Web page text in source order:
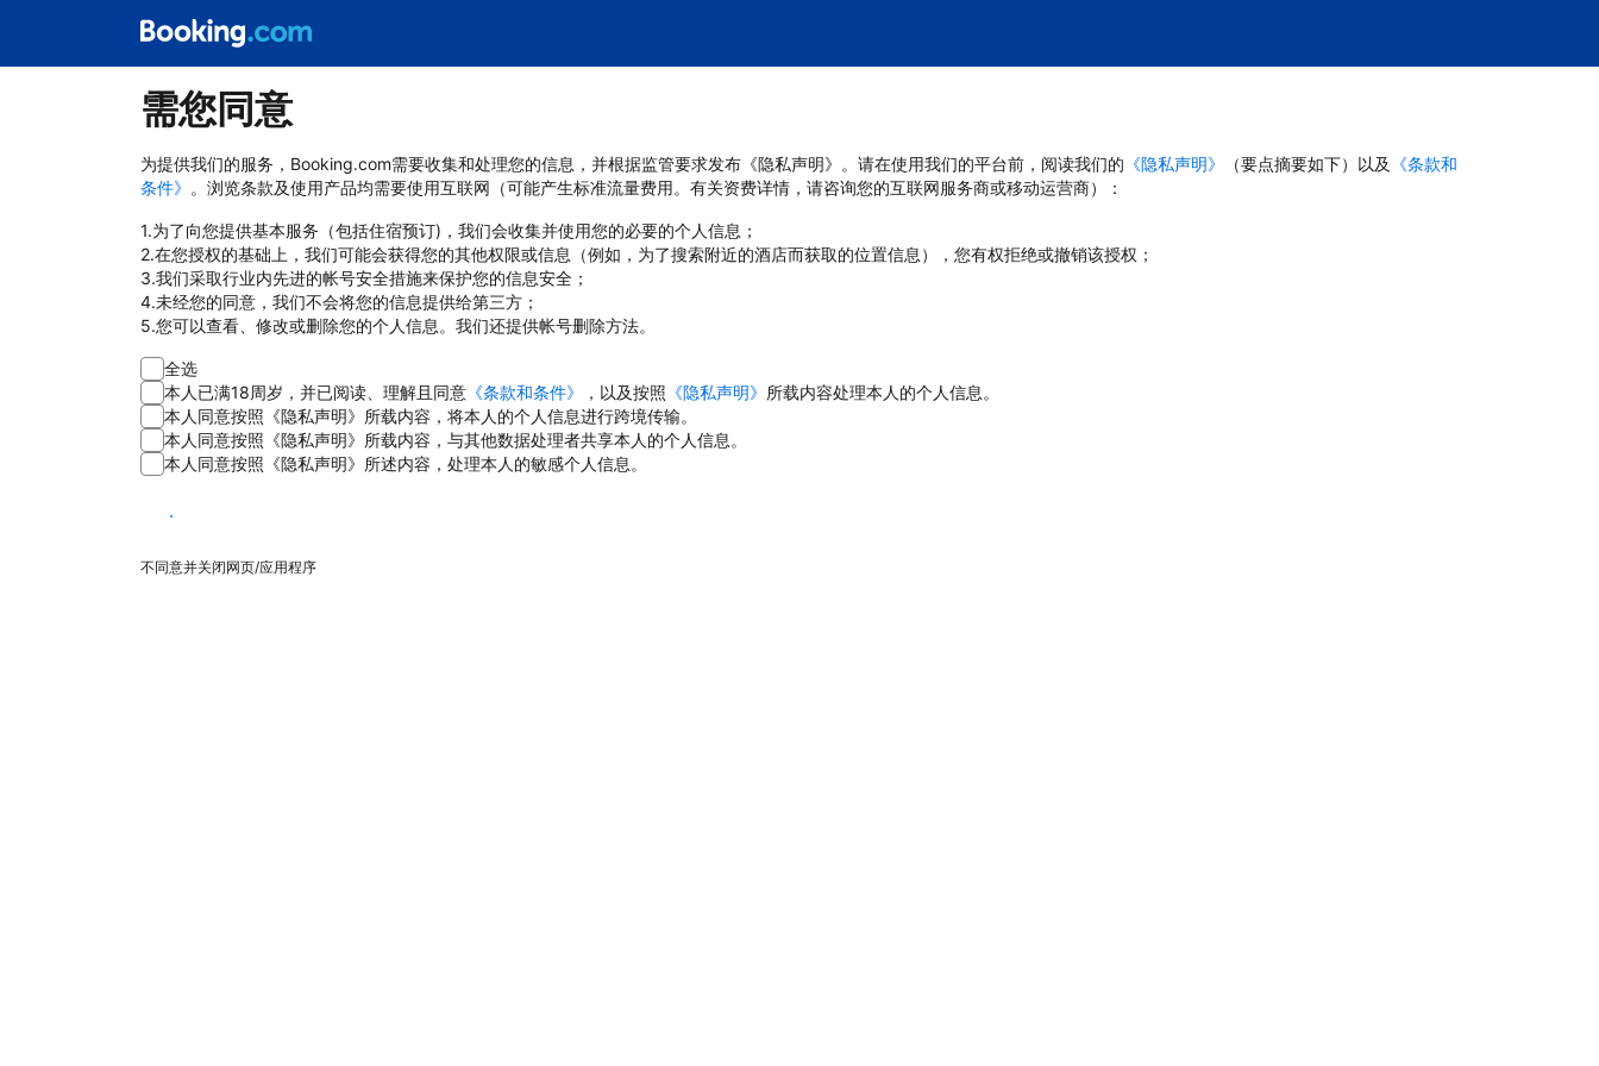
需您同意
为提供我们的服务，Booking.com需要收集和处理您的信息，并根据监管要求发布《隐私声明》。请在使用我们的平台前，阅读我们的 《隐私声明》 （要点摘要如下）以及 《条款和
条件》 。浏览条款及使用产品均需要使用互联网（可能产生标准流量费用。有关资费详情，请咨询您的互联网服务商或移动运营商）：
1.为了向您提供基本服务（包括住宿预订)，我们会收集并使用您的必要的个人信息；
2.在您授权的基础上，我们可能会获得您的其他权限或信息（例如，为了搜索附近的酒店而获取的位置信息），您有权拒绝或撤销该授权；
3.我们采取行业内先进的帐号安全措施来保护您的信息安全；
4.未经您的同意，我们不会将您的信息提供给第三方；
5.您可以查看、修改或删除您的个人信息。我们还提供帐号删除方法。
全选
本人已满18周岁，并已阅读、理解且同意 《条款和条件》 ，以及按照 《隐私声明》 所载内容处理本人的个人信息。
本人同意按照《隐私声明》所载内容，将本人的个人信息进行跨境传输。
本人同意按照《隐私声明》所载内容，与其他数据处理者共享本人的个人信息。
本人同意按照《隐私声明》所述内容，处理本人的敏感个人信息。
同意
不同意并关闭网页/应用程序